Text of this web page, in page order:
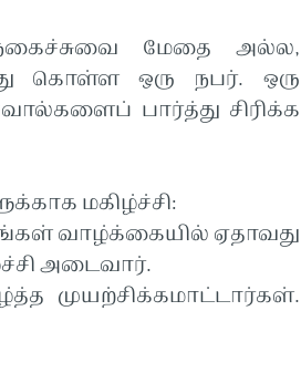
மேதை அல்ல,
கொள்ள ஒரு நபர். ஒரு
பார்த்து சிரிக்க
மகிழ்ச்சி:
வாழ்க்கையில் ஏதாவது
அடைவார்.
முயற்சிக்கமாட்டார்கள்.